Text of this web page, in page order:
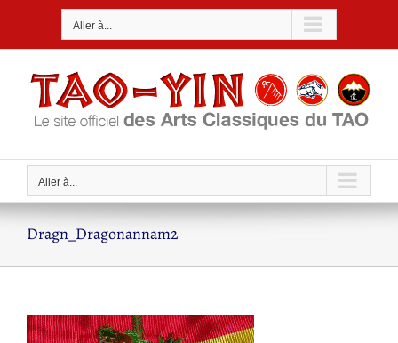
Aller à...
Aller à...
Dragn_Dragonannam2